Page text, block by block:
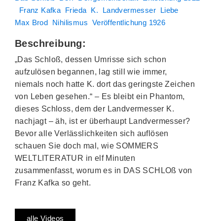
Franz Kafka Frieda K. Landvermesser Liebe
Max Brod Nihilismus Veröffentlichung 1926
Beschreibung:
„Das Schloß, dessen Umrisse sich schon
aufzulösen begannen, lag still wie immer,
niemals noch hatte K. dort das geringste Zeichen
von Leben gesehen.“ – Es bleibt ein Phantom,
dieses Schloss, dem der Landvermesser K.
nachjagt – äh, ist er überhaupt Landvermesser?
Bevor alle Verlässlichkeiten sich auflösen
schauen Sie doch mal, wie SOMMERS
WELTLITERATUR in elf Minuten
zusammenfasst, worum es in DAS SCHLOß von
Franz Kafka so geht.
alle Videos